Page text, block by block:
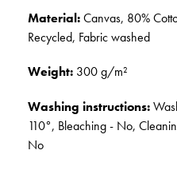
Material:Canvas, 80%
Recycled, Fabric washed
Weight: 300 g/m²
Washing instructions:
110°, Bleaching - No,
No